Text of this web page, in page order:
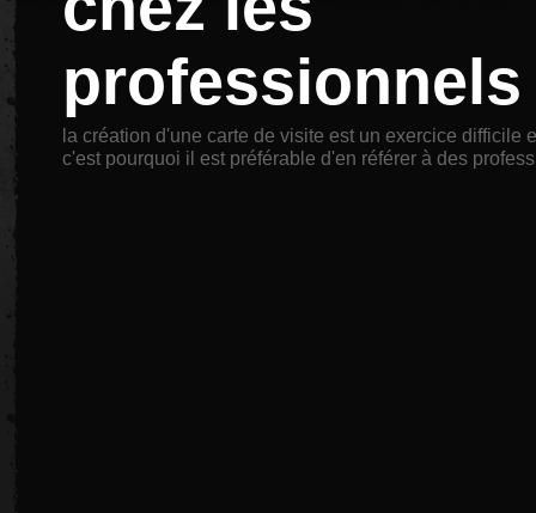
professionnels
la création d'une carte de visite est un exercice difficile
c'est pourquoi il est préférable d'en référer à des